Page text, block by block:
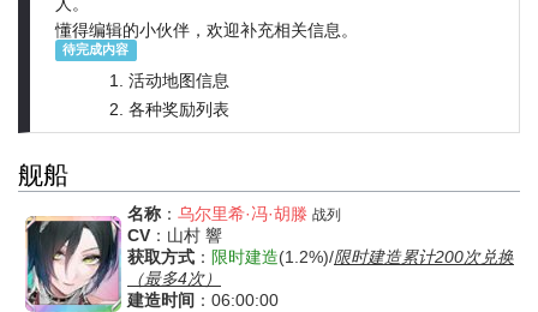
人。
懂得编辑的小伙伴，欢迎补充相关信息。
待完成内容
活动地图信息
各种奖励列表
舰船
名称 ： 乌尔里希·冯·胡滕 战列
CV ：山村 響
获取方式 ： 限时建造(1.2%)/限时建造累计200次兑换
（最多4次）
建造时间 ：06:00:00